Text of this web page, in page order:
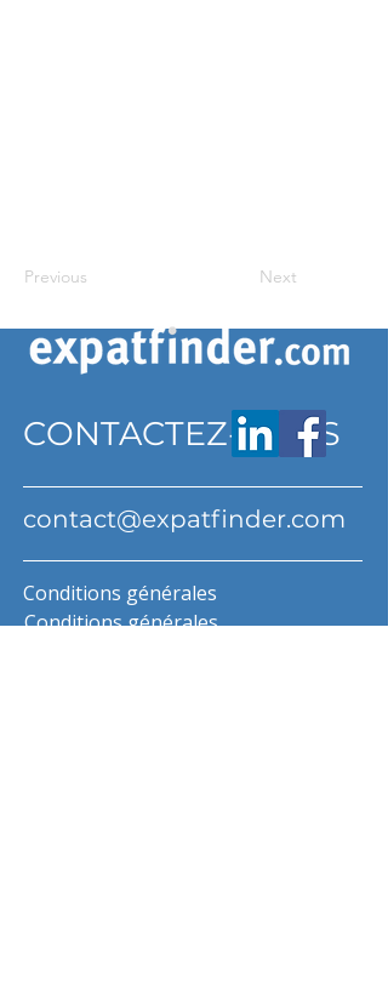
Previous Next
CONTACTEZ-NOUS
contact@expatfinder.com
Conditions générales
Conditions générales